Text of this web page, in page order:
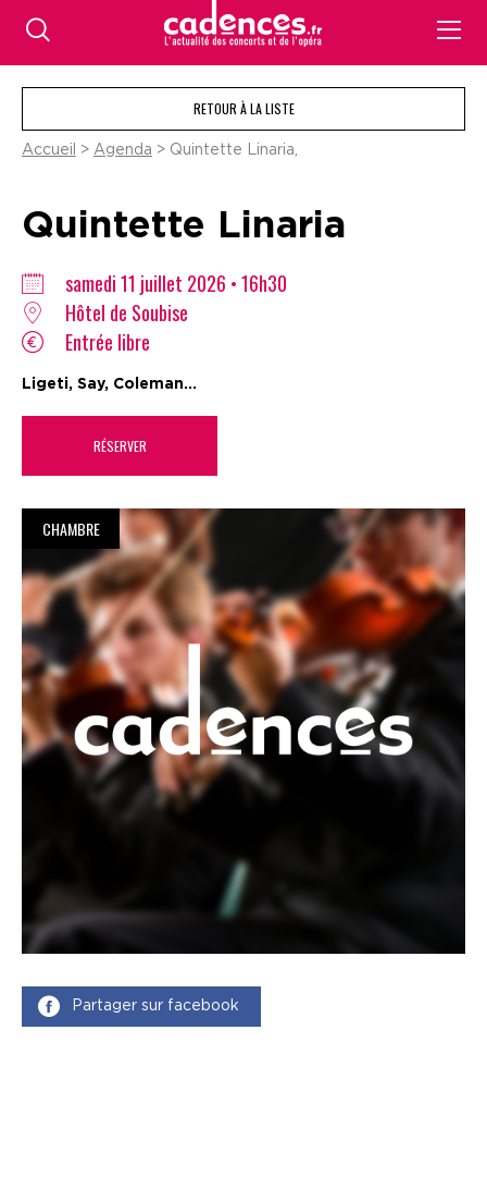
RETOUR À LA LISTE
Accueil > Agenda > Quintette Linaria,
Quintette Linaria
samedi 11 juillet 2026 • 16h30
Hôtel de Soubise
Entrée libre
Ligeti, Say, Coleman...
RÉSERVER
CHAMBRE
Partager sur facebook